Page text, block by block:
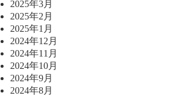
2025年3月
2025年2月
2025年1月
2024年12月
2024年11月
2024年10月
2024年9月
2024年8月